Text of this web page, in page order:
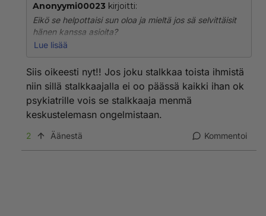
Anonyymi00023 kirjoitti:
Eikö se helpottaisi sun oloa ja mieltä jos sä selvittäisit
hänen kanssa asioita?
Saisit ehkä tietää miksi on toiminut mitenkin.b
Syyn siihen, kuka sitä tekee, ihan kaiken.
Lue lisää
Siis oikeesti nyt!! Jos joku stalkkaa toista ihmistä
niin sillä stalkkaajalla ei oo päässä kaikki ihan ok
psykiatrille vois se stalkkaaja menmä
keskustelemasn ongelmistaan.
2 Äänestä Kommentoi